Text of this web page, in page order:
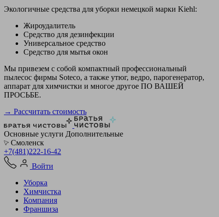
Экологичные средства для уборки немецкой марки Kiehl:
Жироудалитель
Средство для дезинфекции
Универсальное средство
Средство для мытья окон
Мы привезем с собой компактный профессиональный
пылесос фирмы Soteco, а также утюг, ведро, парогенератор,
аппарат для химчистки и многое другое ПО ВАШЕЙ
ПРОСЬБЕ.
→ Рассчитать стоимость
Основные услуги Дополнительные
Смоленск
+7(481)222-16-42
Войти
Уборка
Химчистка
Компания
Франшиза